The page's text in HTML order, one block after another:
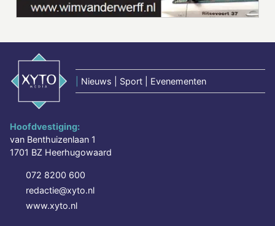
Nieuws | Sport | Evenementen
Hoofdvestiging:
van Benthuizenlaan 1
1701 BZ Heerhugowaard
072 8200 600
redactie@xyto.nl
www.xyto.nl